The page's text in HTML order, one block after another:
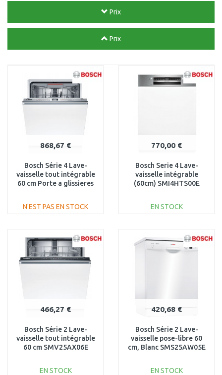
Prix
Prix
868,67 €
Bosch Série 4 Lave-
vaisselle tout intégrable
60 cm Porte a glissieres
N'EST PAS EN STOCK
Au comparatif
770,00 €
Bosch Serie 4 Lave-
vaisselle intégrable
(60cm) SMI4HTS00E
EN STOCK
Au comparatif
466,27 €
Bosch Série 2 Lave-
vaisselle tout intégrable
60 cm SMV25AX06E
EN STOCK
420,68 €
Bosch Série 2 Lave-
vaisselle pose-libre 60
cm, Blanc SMS25AW05E
EN STOCK